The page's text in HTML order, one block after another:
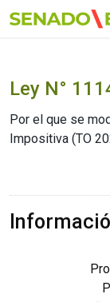
Ir al menú principal
Ley N°
Por el que se
Impositiva (TO